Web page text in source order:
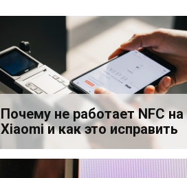
Почему не работает NFC на
Xiaomi и как это исправить